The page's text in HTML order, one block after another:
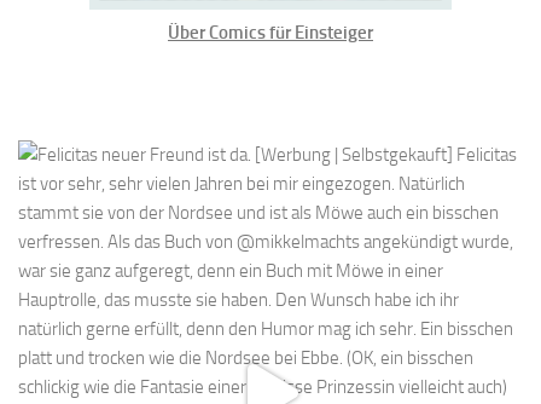
Über Comics für Einsteiger